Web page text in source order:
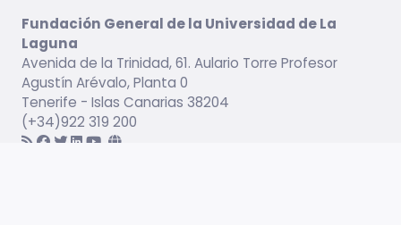
Fundación General de la Universidad de La
Laguna
Avenida de la Trinidad, 61. Aulario Torre Profesor
Agustín Arévalo, Planta 0
Tenerife - Islas Canarias 38204
(+34)922 319 200